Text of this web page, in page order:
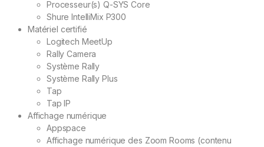
Processeur(s) Q-SYS Core
Shure IntelliMix P300
Matériel certifié
Logitech MeetUp
Rally Camera
Système Rally
Système Rally Plus
Tap
Tap IP
Affichage numérique
Appspace
Affichage numérique des Zoom Rooms (contenu